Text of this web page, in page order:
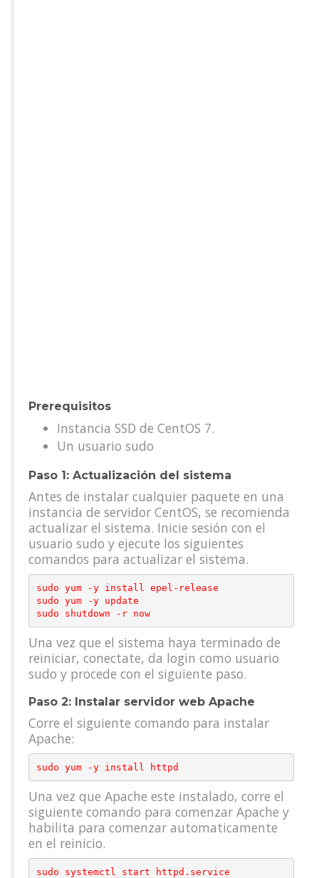
Prerequisitos
Instancia SSD de CentOS 7.
Un usuario sudo
Paso 1: Actualización del sistema
Antes de instalar cualquier paquete en una
instancia de servidor CentOS, se recomienda
actualizar el sistema. Inicie sesión con el
usuario sudo y ejecute los siguientes
comandos para actualizar el sistema.
sudo yum -y install epel-release
sudo yum -y update
sudo shutdown -r now
Una vez que el sistema haya terminado de
reiniciar, conectate, da login como usuario
sudo y procede con el siguiente paso.
Paso 2: Instalar servidor web Apache
Corre el siguiente comando para instalar
Apache:
Una vez que Apache este instalado, corre el
siguiente comando para comenzar Apache y
habilita para comenzar automaticamente
en el reinicio.
sudo systemctl start httpd.service